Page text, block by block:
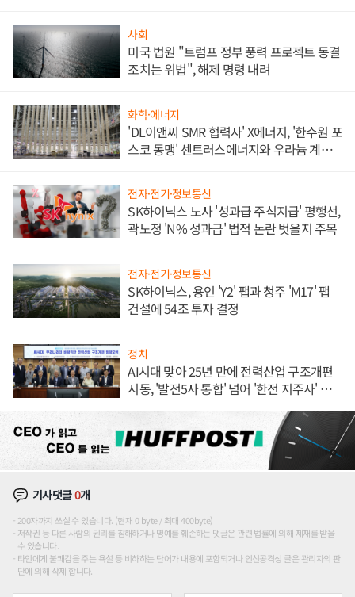
사회
미국 법원 "트럼프 정부 풍력 프로젝트 동결
조치는 위법", 해제 명령 내려
화학·에너지
'DL이앤씨 SMR 협력사' X에너지, '한수원 포
스코 동맹' 센트러스에너지와 우라늄 계약
전자·전기·정보통신
SK하이닉스 노사 '성과급 주식지급' 평행선,
곽노정 'N% 성과급' 법적 논란 벗을지 주목
전자·전기·정보통신
SK하이닉스, 용인 'Y2' 팹과 청주 'M17' 팹
건설에 54조 투자 결정
정치
AI시대 맞아 25년 만에 전력산업 구조개편
시동, '발전5사 통합' 넘어 '한전 지주사' 재편
기사댓글0개
200자까지 쓰실 수 있습니다. (현재 0 byte / 최대 400byte)
저작권 등 다른 사람의 권리를 침해하거나 명예를 훼손하는 댓글은 관련 법률에 의해 제재를 받을
수 있습니다.
타인에게 불쾌감을 주는 욕설 등 비하하는 단어가 내용에 포함되거나 인신공격성 글은 관리자의 판
단에 의해 삭제 합니다.